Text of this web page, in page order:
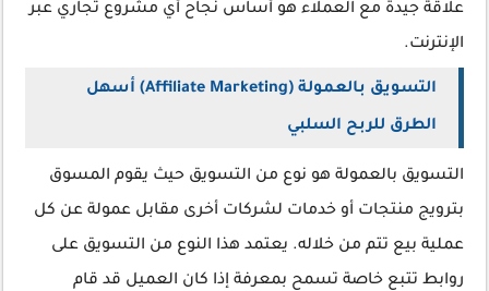
علاقة جيدة مع العملاء هو أساس نجاح أي مشروع تجاري عبر
الإنترنت.
التسويق بالعمولة (Affiliate Marketing) أسهل
الطرق للربح السلبي
التسويق بالعمولة هو نوع من التسويق حيث يقوم المسوق
بترويج منتجات أو خدمات لشركات أخرى مقابل عمولة عن كل
عملية بيع تتم من خلاله. يعتمد هذا النوع من التسويق على
روابط تتبع خاصة تسمح بمعرفة إذا كان العميل قد قام